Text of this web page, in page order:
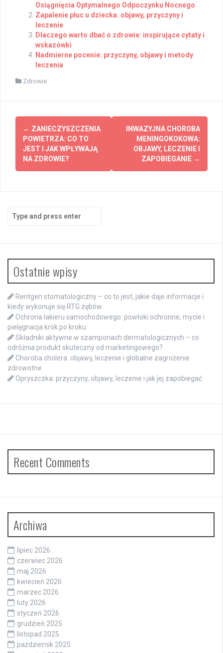
Osiągnięcia Optymalnego Odpoczynku Nocnego
Zapalenie płuc u dziecka: objawy, przyczyny i
leczenie
Dlaczego warto dbać o zdrowie: inspirujące cytaty i
wskazówki
Nadmierne pocenie: przyczyny, objawy i metody
leczenia
Zdrowie
Post
navigation
← ZANIECZYSZCZENIA
POWIETRZA: CO TO
JEST I JAK WPŁYWAJĄ
NA ZDROWIE?
INWAZYJNA CHOROBA
MENINGOKOKOWA:
OBJAWY, LECZENIE I
ZAPOBIEGANIE →
Search
for:
Ostatnie wpisy
Rentgen stomatologiczny – co to jest, jakie daje informacje i
kiedy wykonuje się RTG zębów
Ochrona lakieru samochodowego: powłoki ochronne, mycie i
pielęgnacja krok po kroku
Składniki aktywne w szamponach dermatologicznych – co
odróżnia produkt skuteczny od marketingowego?
Choroba cholera: objawy, leczenie i globalne zagrożenie
zdrowotne
Opryszczka: przyczyny, objawy, leczenie i jak jej zapobiegać
Recent Comments
Archiwa
lipiec 2026
czerwiec 2026
maj 2026
kwiecień 2026
marzec 2026
luty 2026
styczeń 2026
grudzień 2025
listopad 2025
październik 2025